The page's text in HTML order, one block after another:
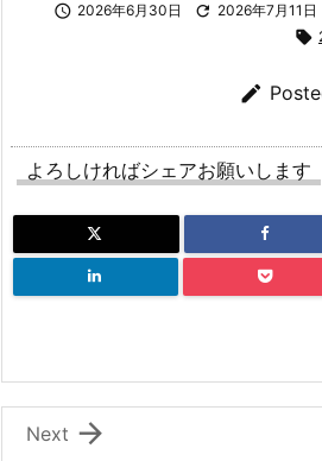
 2026年6月30日  2026年7月11日


よろしければシェアお願いします

Next